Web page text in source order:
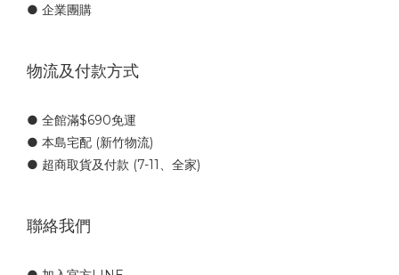
● 企業團購
物流及付款方式
● 全館滿$690免運
● 本島宅配 (新竹物流)
● 超商取貨及付款 (7-11、全家)
聯絡我們